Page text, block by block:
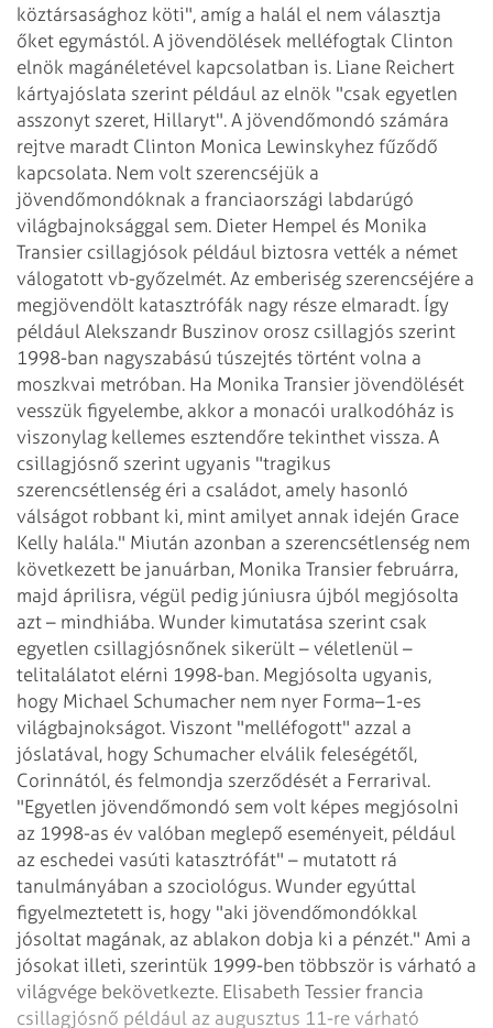
köztársasághoz köti", amíg a halál el nem választja
őket egymástól. A jövendölések melléfogtak Clinton
elnök magánéletével kapcsolatban is. Liane Reichert
kártyajóslata szerint például az elnök "csak egyetlen
asszonyt szeret, Hillaryt". A jövendőmondó számára
rejtve maradt Clinton Monica Lewinskyhez fűződő
kapcsolata. Nem volt szerencséjük a
jövendőmondóknak a franciaországi labdarúgó
világbajnoksággal sem. Dieter Hempel és Monika
Transier csillagjósok például biztosra vették a német
válogatott vb-győzelmét. Az emberiség szerencséjére a
megjövendölt katasztrófák nagy része elmaradt. Így
például Alekszandr Buszinov orosz csillagjós szerint
1998-ban nagyszabású túszejtés történt volna a
moszkvai metróban. Ha Monika Transier jövendölését
vesszük figyelembe, akkor a monacói uralkodóház is
viszonylag kellemes esztendőre tekinthet vissza. A
csillagjósnő szerint ugyanis "tragikus
szerencsétlenség éri a családot, amely hasonló
válságot robbant ki, mint amilyet annak idején Grace
Kelly halála." Miután azonban a szerencsétlenség nem
következett be januárban, Monika Transier februárra,
majd áprilisra, végül pedig júniusra újból megjósolta
azt – mindhiába. Wunder kimutatása szerint csak
egyetlen csillagjósnőnek sikerült – véletlenül –
telitalálatot elérni 1998-ban. Megjósolta ugyanis,
hogy Michael Schumacher nem nyer Forma–1-es
világbajnokságot. Viszont "melléfogott" azzal a
jóslatával, hogy Schumacher elválik feleségétől,
Corinnától, és felmondja szerződését a Ferrarival.
"Egyetlen jövendőmondó sem volt képes megjósolni
az 1998-as év valóban meglepő eseményeit, például
az eschedei vasúti katasztrófát" – mutatott rá
tanulmányában a szociológus. Wunder egyúttal
figyelmeztetett is, hogy "aki jövendőmondókkal
jósoltat magának, az ablakon dobja ki a pénzét." Ami a
jósokat illeti, szerintük 1999-ben többször is várható a
világvége bekövetkezte. Elisabeth Tessier francia
csillagjósnő például az augusztus 11-re várható